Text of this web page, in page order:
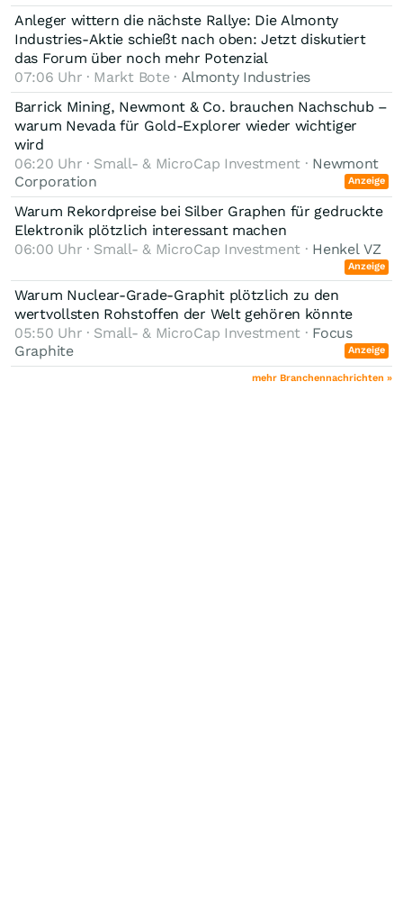
zeit wirds .......
Anleger wittern die nächste Rallye: Die Almonty
Industries-Aktie schießt nach oben: Jetzt diskutiert
das Forum über noch mehr Potenzial
07:06 Uhr · Markt Bote · Almonty Industries
Barrick Mining, Newmont & Co. brauchen Nachschub –
warum Nevada für Gold-Explorer wieder wichtiger
wird
06:20 Uhr · Small- & MicroCap Investment · Newmont
Corporation
Anzeige
Warum Rekordpreise bei Silber Graphen für gedruckte
Elektronik plötzlich interessant machen
06:00 Uhr · Small- & MicroCap Investment · Henkel VZ
Anzeige
Warum Nuclear-Grade-Graphit plötzlich zu den
wertvollsten Rohstoffen der Welt gehören könnte
05:50 Uhr · Small- & MicroCap Investment · Focus
Graphite
Anzeige
mehr Branchennachrichten »